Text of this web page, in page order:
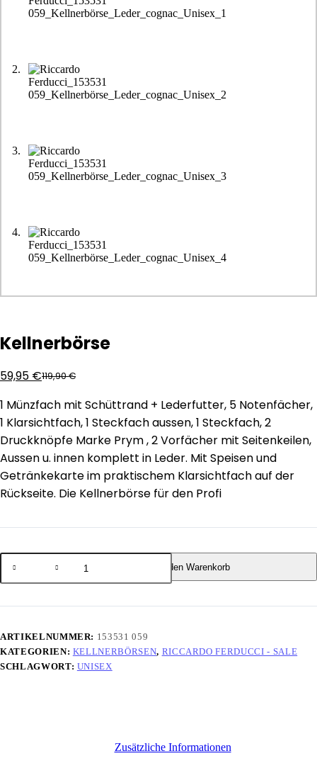
Kellnerbörse
119,90€
59,95 €
1 Münzfach mit Schüttrand + Lederfutter, 5 Notenfächer,
1 Klarsichtfach, 1 Steckfach aussen, 1 Steckfach, 2
Druckknöpfe Marke Prym , 2 Vorfächer mit Seitenkeilen,
Aussen u. innen komplett in Leder. Mit Speisen und
Getränkekarte im praktischem Klarsichtfach auf der
Rückseite. Die Kellnerbörse für den Profi
Kellnerbörse
Menge
In den Warenkorb
ARTIKELNUMMER: 153531 059
KATEGORIEN: KELLNERBÖRSEN, RICCARDO FERDUCCI - SALE
SCHLAGWORT: UNISEX
Zusätzliche Informationen